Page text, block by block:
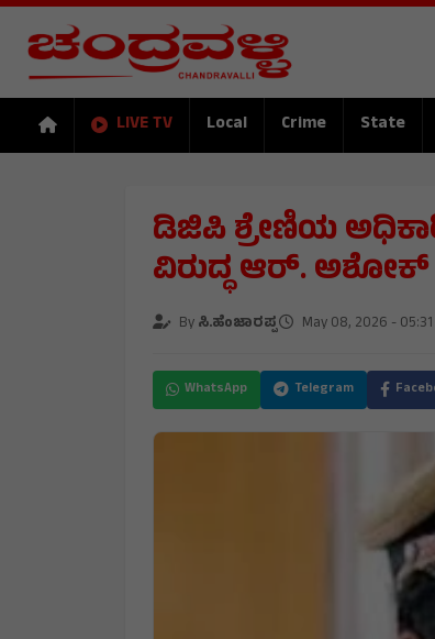
LIVE TV Local Crime State
ಡಿಜಿಪಿ ಶ್ರೇಣಿಯ
ವಿರುದ್ಧ ಆರ್.
Byಸಿ.ಹೆಂಜಾರಪ್ಪ May 08, 2026 -
WhatsApp Telegram